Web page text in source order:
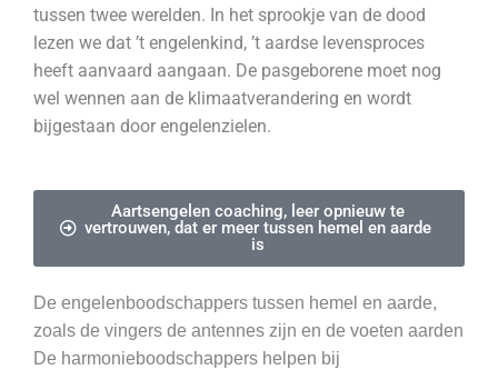
tussen twee werelden. In het sprookje van de dood
lezen we dat ’t engelenkind, ’t aardse levensproces
heeft aanvaard aangaan. De pasgeborene moet nog
wel wennen aan de klimaatverandering en wordt
bijgestaan door engelenzielen.
Aartsengelen coaching, leer opnieuw te
vertrouwen, dat er meer tussen hemel en aarde
is
De engelenboodschappers tussen hemel en aarde,
zoals de vingers de antennes zijn en de voeten aarden
De harmonieboodschappers helpen bij